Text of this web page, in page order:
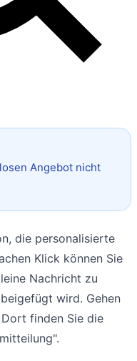
Angebot nicht
die personalisierte
Klick können Sie
Nachricht zu
wird. Gehen
finden Sie die